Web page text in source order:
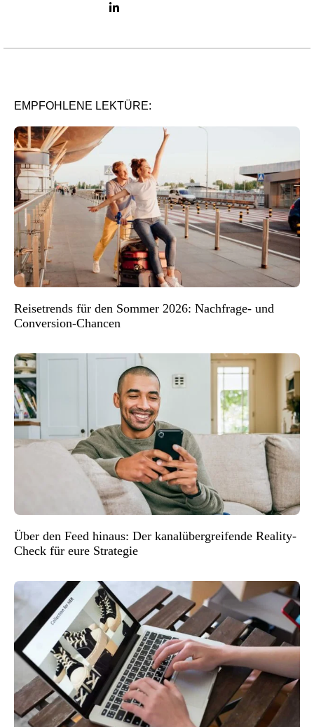
LinkedIn link
EMPFOHLENE LEKTÜRE:
Reisetrends für den Sommer 2026: Nachfrage- und
Conversion-Chancen
Über den Feed hinaus: Der kanalübergreifende Reality-
Check für eure Strategie